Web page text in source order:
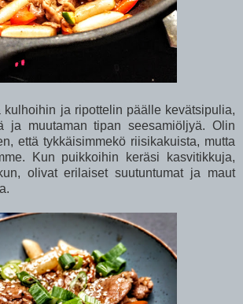
kulhoihin ja ripottelin päälle kevätsipulia,
ja muutaman tipan seesamiöljyä. Olin
että tykkäisimmekö riisikakuista, mutta
Kun puikkoihin keräsi kasvitikkuja,
olivat erilaiset suutuntumat ja maut